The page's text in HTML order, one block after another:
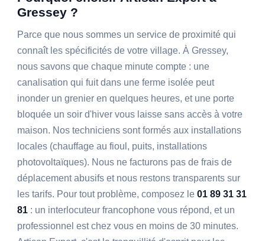
Gressey ?
Parce que nous sommes un service de proximité qui
connaît les spécificités de votre village. À Gressey,
nous savons que chaque minute compte : une
canalisation qui fuit dans une ferme isolée peut
inonder un grenier en quelques heures, et une porte
bloquée un soir d'hiver vous laisse sans accès à votre
maison. Nos techniciens sont formés aux installations
locales (chauffage au fioul, puits, installations
photovoltaïques). Nous ne facturons pas de frais de
déplacement abusifs et nous restons transparents sur
les tarifs. Pour tout problème, composez le01 89 31 31
81 : un interlocuteur francophone vous répond, et un
professionnel est chez vous en moins de 30 minutes.